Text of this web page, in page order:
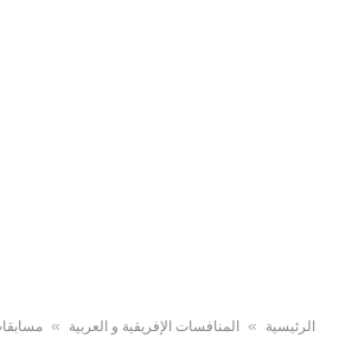
الرئيسية » المنافسات الإفريقية و العربية »